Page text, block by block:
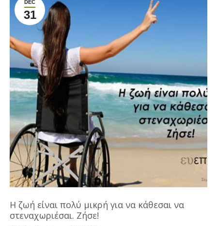
DEC
31
Η ζωή είναι πολύ μικρή για να κάθεσαι να
στεναχωριέσαι. Ζήσε!